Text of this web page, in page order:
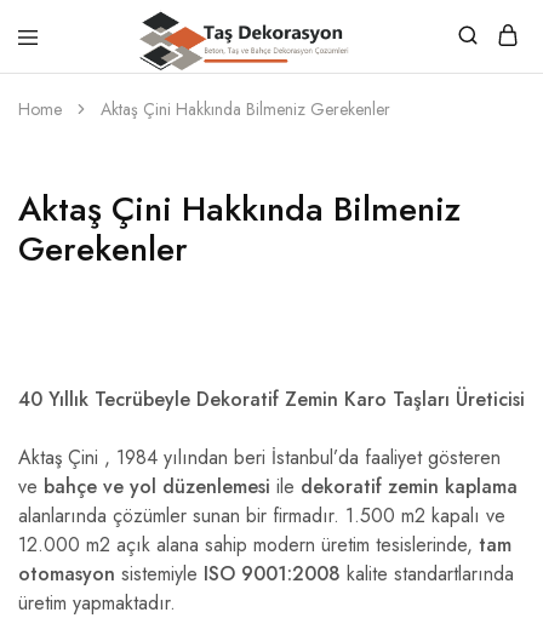
Taş
Dekorasyon
Beton,
Taş
ve
Home Aktaş Çini Hakkında Bilmeniz Gerekenler
Aktaş Çini Hakkında Bilmeniz
Gerekenler
40 Yıllık Tecrübeyle Dekoratif Zemin Karo Taşları Üreticisi
Aktaş Çini , 1984 yılından beri İstanbul’da faaliyet gösteren
ve bahçe ve yol düzenlemesi ile dekoratif zemin kaplama
alanlarında çözümler sunan bir firmadır. 1.500 m2 kapalı ve
12.000 m2 açık alana sahip modern üretim tesislerinde, tam
otomasyon sistemiyle ISO 9001:2008 kalite standartlarında
üretim yapmaktadır.